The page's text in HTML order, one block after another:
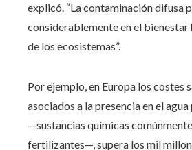
explicó. “La contaminación difusa
considerablemente en el bienestar
de los ecosistemas”.
Por ejemplo, en Europa los costes
asociados a la presencia en el
—sustancias químicas
fertilizantes—, supera los mil